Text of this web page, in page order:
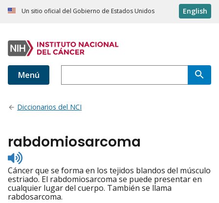
Un sitio oficial del Gobierno de Estados Unidos English
Menú
Diccionarios del NCI
rabdomiosarcoma
Listen
to
pronunciation
Cáncer que se forma en los tejidos blandos del músculo
estriado. El rabdomiosarcoma se puede presentar en
cualquier lugar del cuerpo. También se llama
rabdosarcoma.